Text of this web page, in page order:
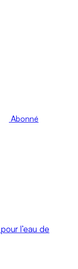
Abonné
l’eau de